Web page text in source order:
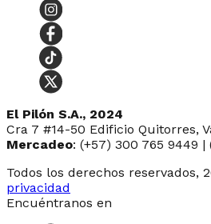
El Pilón S.A., 2024
Cra 7 #14-50 Edificio Quitorres,
Mercadeo: (+57) 300 765 9449 |
Todos los derechos reservados,
privacidad
Encuéntranos en